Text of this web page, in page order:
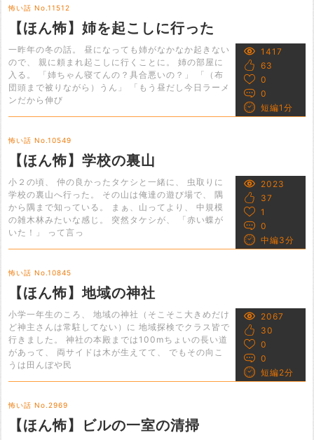
怖い話 No.11512
【ほん怖】姉を起こしに行った
一昨年の冬の話。 昼になっても姉がなかなか起きない
ので、 親に頼まれ起こしに行くことに。 姉の部屋に
入る。 「姉ちゃん寝てんの？具合悪いの？」 「（布
団頭まで被りながら）うん」 「もう昼だし今日ラーメ
ンだから伸び
1417
63
0
0
短編1分
怖い話 No.10549
【ほん怖】学校の裏山
小２の頃、 仲の良かったタケシと一緒に、 虫取りに
学校の裏山へ行った。 その山は俺達の遊び場で、 隅
から隅まで知っている。 まぁ、山ってより、 中規模
の雑木林みたいな感じ。 突然タケシが、 「赤い蝶が
いた！」 って言っ
2023
37
1
0
中編3分
怖い話 No.10845
【ほん怖】地域の神社
小学一年生のころ、 地域の神社（そこそこ大きめだけ
ど神主さんは常駐してない）に 地域探検でクラス皆で
行きました。 神社の本殿までは100mちょいの長い道
があって、 両サイドは木が生えてて、 でもその向こ
うは田んぼや民
2067
30
0
0
短編2分
怖い話 No.2969
【ほん怖】ビルの一室の清掃